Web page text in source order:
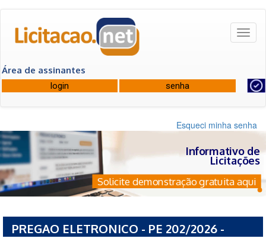
Área de assinantes
Esqueci minha senha
Informativo de
Licitações
Solicite demonstração gratuita aqui
PREGAO ELETRONICO - PE 202/2026 -